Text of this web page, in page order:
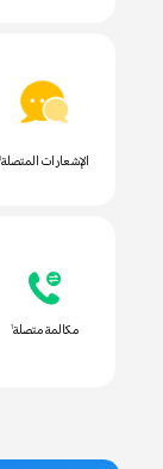
الإشعارات المتصلة1
مكالمة متصلة1